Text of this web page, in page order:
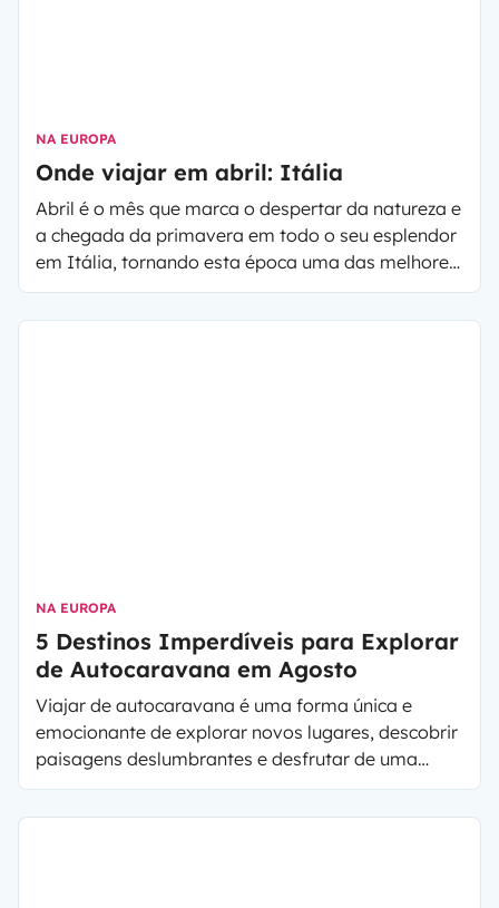
NA EUROPA
Onde viajar em abril: Itália
Abril é o mês que marca o despertar da natureza e
a chegada da primavera em todo o seu esplendor
em Itália, tornando esta época uma das melhores
para viajar pelo país. Se está à procura de onde ir
NA EUROPA
5 Destinos Imperdíveis para Explorar
de Autocaravana em Agosto
Viajar de autocaravana é uma forma única e
emocionante de explorar novos lugares, descobrir
paisagens deslumbrantes e desfrutar de uma
liberdade incomparável.Se está pronto para